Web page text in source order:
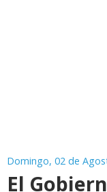
Domingo, 02 de
El